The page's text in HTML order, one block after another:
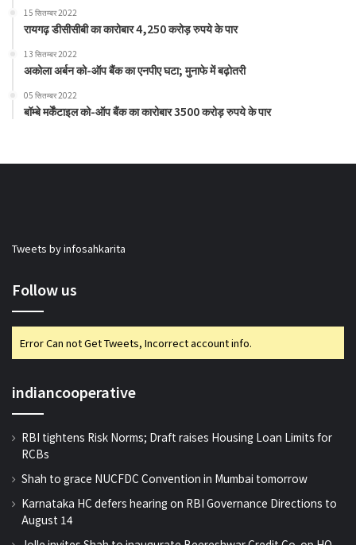
15 सितम्बर 2022
रायगढ़ डीसीसीबी का कारोबार 4,250 करोड़ रुपये के पार
13 सितम्बर 2022
अकोला अर्बन को-ऑप बैंक का एनपीए घटा; मुनाफे में बढ़ोतरी
05 सितम्बर 2022
बॉम्बे मर्केंटाइल को-ऑप बैंक का कारोबार 3500 करोड़ रुपये के पार
Tweets by infosahkarita
Follow us
Error Can not Get Tweets, Incorrect account info.
indiancooperative
RBI tightens Risk Norms; Draft raises Housing Loan Limits for
RCBs
Shah to grace NUCFDC Convention in Mumbai tomorrow
Karnataka HC defers hearing on RBI Governance Directions to
August 14